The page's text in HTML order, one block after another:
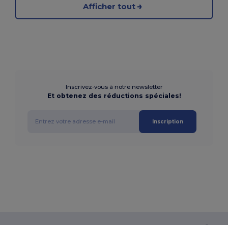
Afficher tout
Inscrivez-vous à notre newsletter
Et obtenez des réductions spéciales!
Inscription